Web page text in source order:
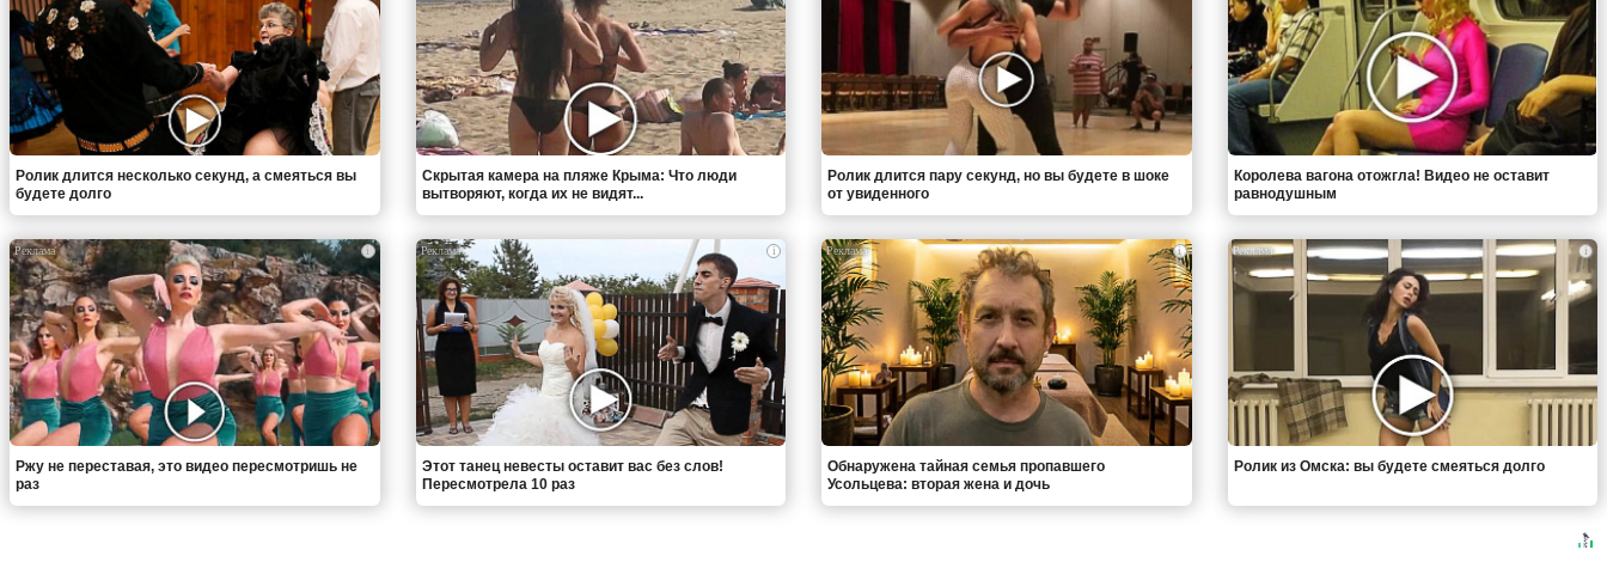
Ролик длится несколько секунд, а смеяться вы
будете долго
Скрытая камера на пляже Крыма: Что люди
вытворяют, когда их не видят...
Ролик длится пару секунд, но вы будете в шоке
от увиденного
Королева вагона отожгла! Видео не оставит
равнодушным
i
Ржу не переставая, это видео пересмотришь не
раз
i
Этот танец невесты оставит вас без слов!
Пересмотрела 10 раз
i
Обнаружена тайная семья пропавшего
Усольцева: вторая жена и дочь
i
Ролик из Омска: вы будете смеяться долго